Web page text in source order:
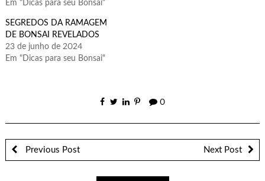
Em "Dicas para seu Bonsai"
SEGREDOS DA RAMAGEM
DE BONSAI REVELADOS
23 de junho de 2024
Em "Dicas para seu Bonsai"
0
Previous Post Next Post